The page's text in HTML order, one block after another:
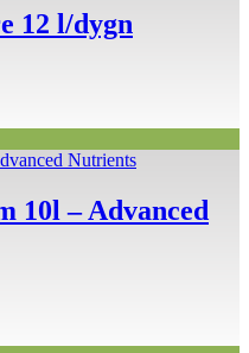
12 l/dygn
10l – Advanced